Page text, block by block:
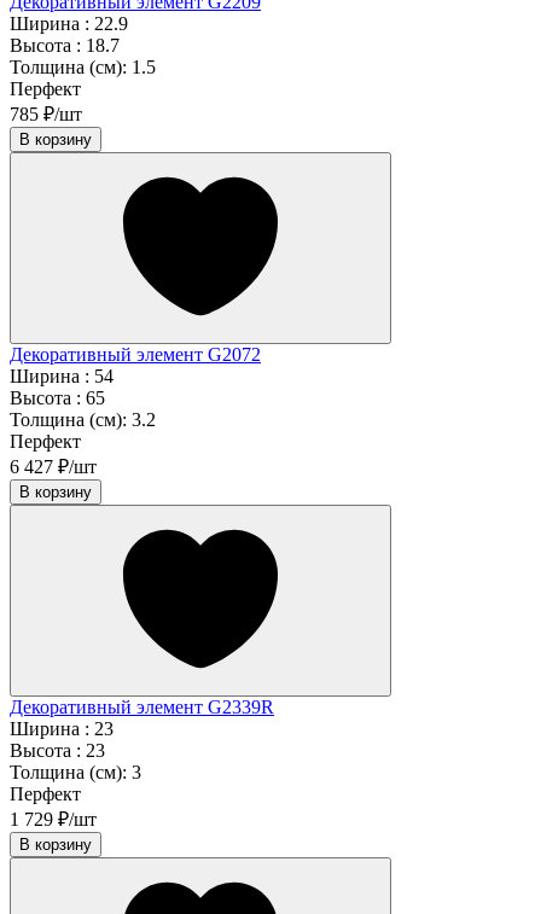
Ширина : 22.9
Высота : 18.7
Толщина (см): 1.5
Перфект
785 ₽/шт
В корзину
Декоративный элемент G2072
Ширина : 54
Высота : 65
Толщина (см): 3.2
Перфект
6 427 ₽/шт
В корзину
Декоративный элемент G2339R
Ширина : 23
Высота : 23
Толщина (см): 3
Перфект
1 729 ₽/шт
В корзину